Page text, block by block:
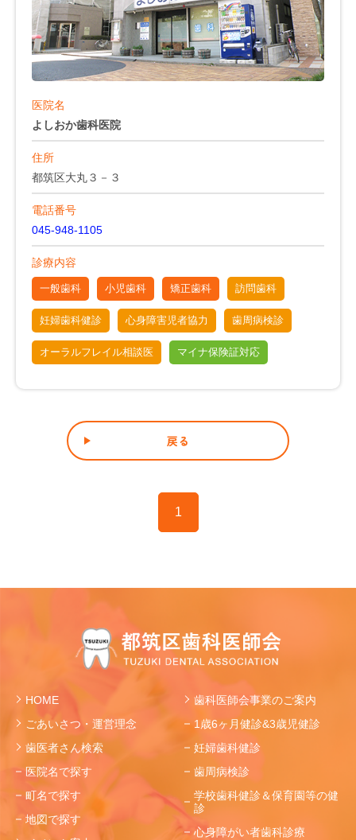
医院名
よしおか歯科医院
住所
都筑区大丸３－３
電話番号
045-948-1105
診療内容
一般歯科 小児歯科 矯正歯科 訪問歯科
妊婦歯科健診 心身障害児者協力 歯周病検診
オーラルフレイル相談医 マイナ保険証対応
戻る
1
HOME
ごあいさつ・運営理念
歯医者さん検索
医院名で探す
町名で探す
地図で探す
歯科医師会事業のご案内
1歳6ヶ月健診&3歳児健診
妊婦歯科健診
歯周病検診
学校歯科健診＆保育園等の健
診
心身障がい者歯科診療